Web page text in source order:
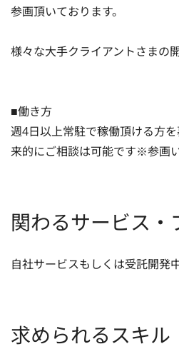
参画頂いております。
様々な大手クライアントさまの
■働き方
週4日以上常駐で稼働頂ける方
来的にご相談は可能です※参画
関わるサービス・
自社サービスもしくは受託開発
求められるスキル